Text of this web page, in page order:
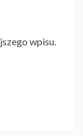
wpisu.